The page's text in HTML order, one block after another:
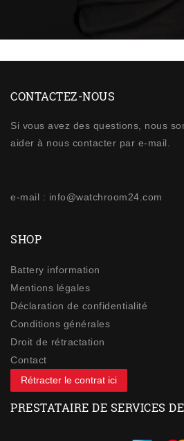
CONTACTEZ-NOUS
Si vous avez des questions, nous
aider à nous contacter par e-mail.
e-mail : info@watchroom24.com
SHOP
Battery information
Mentions légales
Déclaration de confidentialité
Conditions générales
Droit de rétractation
Contact
Rétracter le contrat ici
PRESTATAIRE DE SERVICES